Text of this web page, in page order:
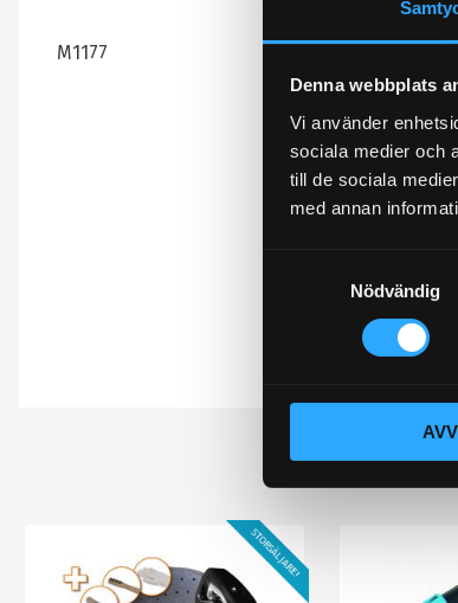
Denna webbplats
Vi använder
sociala medier och
till de sociala
med annan
s
v
a
Nödvändig
M1177
STORSÄLJARE!